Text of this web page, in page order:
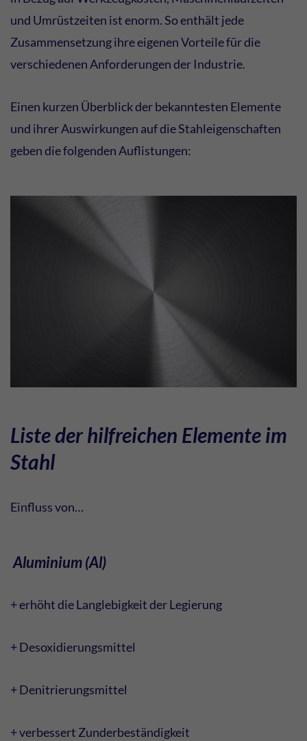
und Umrüstzeiten ist enorm. So enthält jede
Zusammensetzung ihre eigenen Vorteile für die
verschiedenen Anforderungen der Industrie.
Einen kurzen Überblick der bekanntesten Elemente
und ihrer Auswirkungen auf die Stahleigenschaften
geben die folgenden Auflistungen:
Liste der hilfreichen Elemente im
Stahl
Einfluss von…
Aluminium (Al)
+ erhöht die Langlebigkeit der Legierung
+ Desoxidierungsmittel
+ Denitrierungsmittel
+ verbessert Zunderbeständigkeit